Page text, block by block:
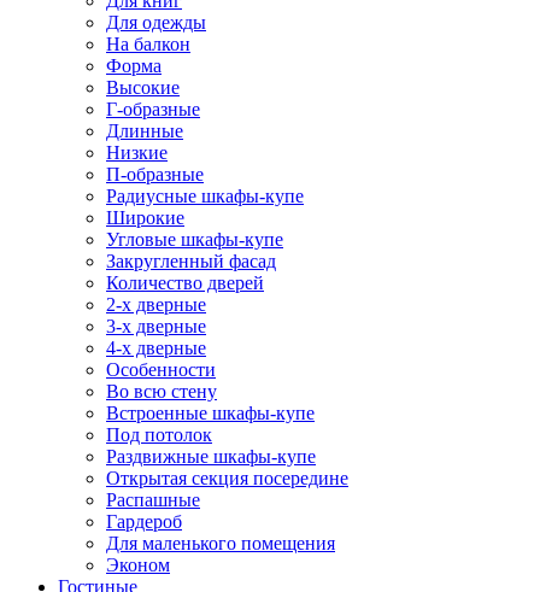
Для одежды
На балкон
Форма
Высокие
Г-образные
Длинные
Низкие
П-образные
Радиусные шкафы-купе
Широкие
Угловые шкафы-купе
Закругленный фасад
Количество дверей
2-х дверные
3-х дверные
4-х дверные
Особенности
Во всю стену
Встроенные шкафы-купе
Под потолок
Раздвижные шкафы-купе
Открытая секция посередине
Распашные
Гардероб
Для маленького помещения
Эконом
Гостиные